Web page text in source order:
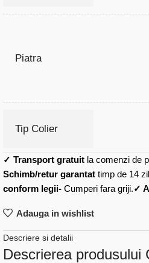
Piatra
Tip Colier
✓ Transport gratuit la comenzi de
Schimb/retur garantat timp de 14
conform legii- Cumperi fara griji.✓
Adauga in wishlist
Descriere si detalii
Descrierea produsului